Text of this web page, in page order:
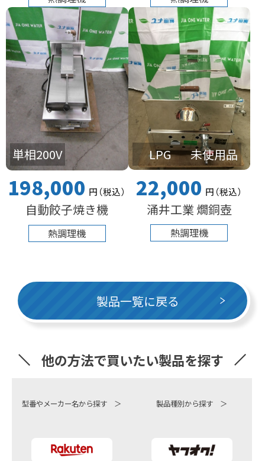
単相200V
198,000 円（税込）
自動餃子焼き機
熱調理機
未使用品
LPG
22,000 円（税込）
涌井工業 燗銅壺
熱調理機
製品一覧に戻る
他の方法で買いたい製品を探す
型番やメーカー名から探す ＞ 製品種別から探す ＞